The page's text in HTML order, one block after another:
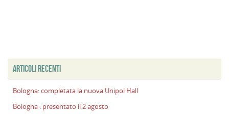
ARTICOLI RECENTI
Bologna: completata la nuova Unipol Hall
Bologna : presentato il 2 agosto